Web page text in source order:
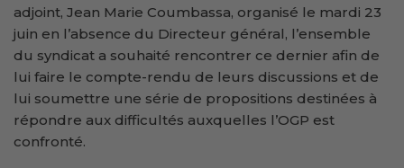
adjoint, Jean Marie Coumbassa, organisé le mardi 23
juin en l’absence du Directeur général, l’ensemble
du syndicat a souhaité rencontrer ce dernier afin de
lui faire le compte-rendu de leurs discussions et de
lui soumettre une série de propositions destinées à
répondre aux difficultés auxquelles l’OGP est
confronté.